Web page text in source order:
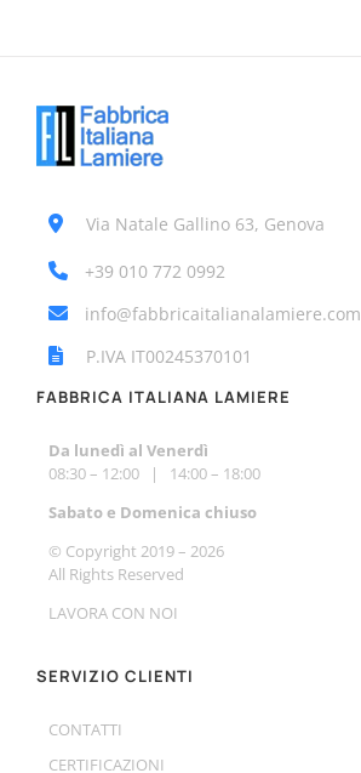
Via Natale Gallino 63, Genova
+39 010 772 0992
info@fabbricaitalianalamiere.com
P.IVA IT00245370101
FABBRICA ITALIANA LAMIERE
Da lunedì al Venerdì
08:30 – 12:00 | 14:00 – 18:00
Sabato e Domenica chiuso
© Copyright 2019 – 2026
All Rights Reserved
LAVORA CON NOI
SERVIZIO CLIENTI
CONTATTI
CERTIFICAZIONI